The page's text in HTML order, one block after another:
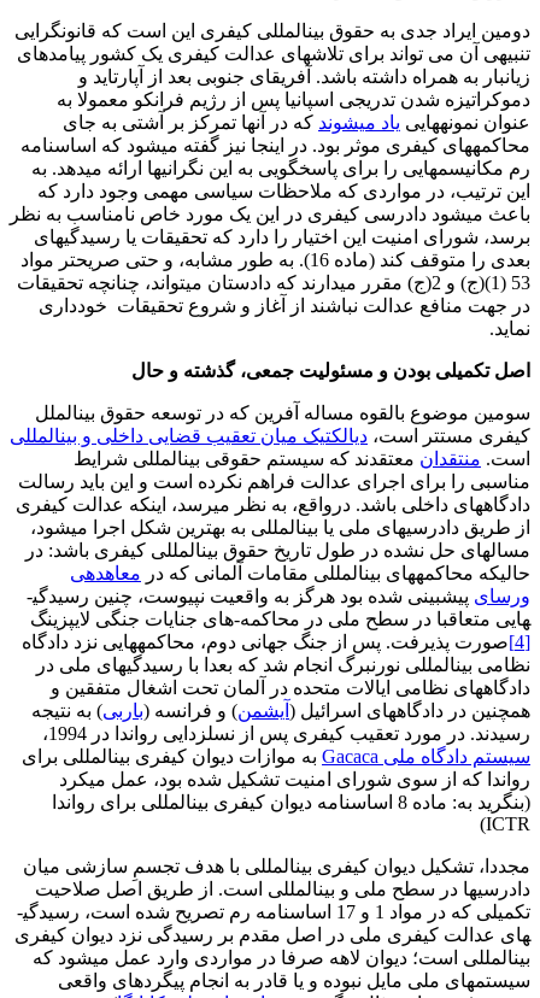
دومین ایراد جدی به حقوق بین­المللی کیفری این است که قانون­گرایی
تنبیهی آن می تواند برای تلاش­های عدالت کیفری یک کشور پیامدهای
زیانبار به همراه داشته باشد. آفریقای جنوبی بعد از آپارتاید و
دموکراتیزه شدن تدریجی اسپانیا پس از رژیم فرانکو معمولا به
عنوان نمونه­هایی یاد می­شوند که در آنها تمرکز بر آشتی به جای
محاکمه­­های کیفری موثر بود. در اینجا نیز گفته می­شود که اساسنامه
رم مکانیسم­هایی را برای پاسخگویی به این نگرانی­ها ارائه می­دهد. به
این ترتیب، در مواردی که ملاحظات سیاسی مهمی وجود دارد که
باعث می­شود دادرسی کیفری در این یک مورد خاص نامناسب به نظر
برسد، شورای امنیت این اختیار را دارد که تحقیقات یا رسیدگی­های
بعدی را متوقف کند (ماده 16). به طور مشابه، و حتی صریح­تر مواد
53 (1)(ج) و 2(ج) مقرر می­دارند که دادستان می­تواند، چنانچه تحقیقات
در جهت منافع عدالت نباشند از آغاز و شروع تحقیقات خودداری
نماید.
اصل تکمیلی بودن و مسئولیت جمعی، گذشته و حال
سومین موضوع بالقوه مساله آفرین که در توسعه حقوق بین­الملل
کیفری مستتر است، دیالکتیک میان تعقیب قضایی داخلی و بین­المللی
است. منتقدان معتقدند که سیستم حقوقی بین­المللی شرایط
مناسبی را برای اجرای عدالت فراهم نکرده است و این باید رسالت
دادگاه­های داخلی باشد. درواقع، به نظر می­رسد، اینکه عدالت کیفری
از طریق دادرسی­های ملی یا بین­المللی به بهترین شکل اجرا می­شود،
مساله­ای حل نشده در طول تاریخ حقوق بین­المللی کیفری باشد: در
حالیکه محاکمه­های بین­المللی مقامات آلمانی که در معاهده­ی
ورسایپیش­بینی شده بود هرگز به واقعیت نپیوست، چنین رسیدگی­
هایی متعاقبا در سطح ملی در محاکمه-های جنایات جنگی لایپزینگ
[4]
صورت پذیرفت. پس از جنگ جهانی دوم، محاکمه­هایی نزد دادگاه
نظامی بین­المللی نورنبرگ انجام شد که بعدا با رسیدگی­های ملی در
دادگاه­های نظامی ایالات متحده در آلمان تحت اشغال متفقین و
همچنین در دادگاه­های اسرائیل ( آیشمن) و فرانسه (باربی) به نتیجه
رسیدند. در مورد تعقیب کیفری پس از نسل­زدایی رواندا در 1994،
سیستم دادگاه ملی Gacaca
به موازات دیوان کیفری بین­المللی برای
رواندا که از سوی شورای امنیت تشکیل شده بود، عمل می­کرد
(بنگرید به: ماده 8 اساسنامه دیوان کیفری بین­المللی برای رواندا
ICTR)
مجددا، تشکیل دیوان کیفری بین­المللی با هدف تجسمِ سازشی میان
دادرسی­ها در سطح ملی و بین­المللی است. از طریق اصل صلاحیت
تکمیلی که در مواد 1 و 17 اساسنامه رم تصریح شده است، رسیدگی­
های عدالت کیفری ملی در اصل مقدم بر رسیدگی نزد دیوان کیفری
بین­المللی است؛ دیوان لاهه صرفا در مواردی وارد عمل می­شود که
سیستم­های ملی مایل نبوده و یا قادر به انجام پیگردهای واقعی